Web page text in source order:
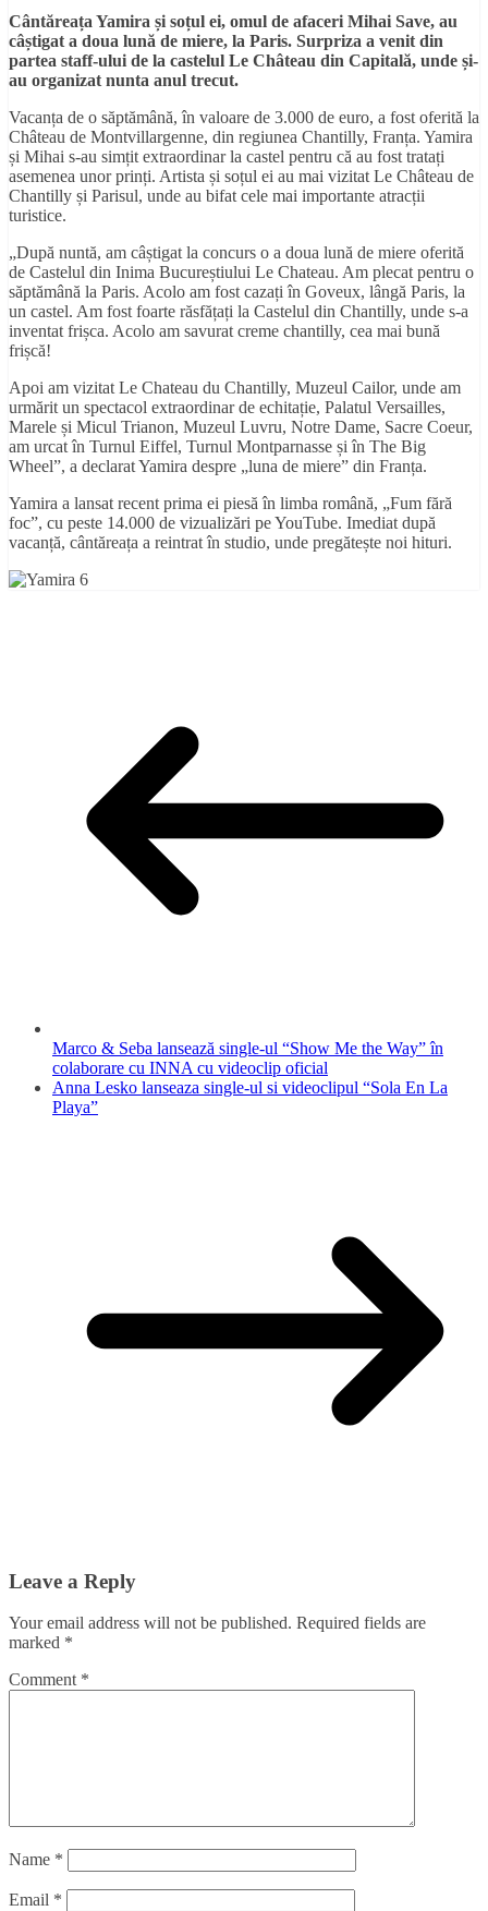
Cântăreața Yamira și soțul ei, omul de afaceri Mihai Save, au
câștigat a doua lună de miere, la Paris. Surpriza a venit din
partea staff-ului de la castelul Le Château din Capitală, unde și-
au organizat nunta anul trecut.
Vacanța de o săptămână, în valoare de 3.000 de euro, a fost oferită la
Château de Montvillargenne, din regiunea Chantilly, Franța. Yamira
și Mihai s-au simțit extraordinar la castel pentru că au fost tratați
asemenea unor prinți. Artista și soțul ei au mai vizitat Le Château de
Chantilly și Parisul, unde au bifat cele mai importante atracții
turistice.
„După nuntă, am câștigat la concurs o a doua lună de miere oferită
de Castelul din Inima Bucureștiului Le Chateau. Am plecat pentru o
săptămână la Paris. Acolo am fost cazați în Goveux, lângă Paris, la
un castel. Am fost foarte răsfățați la Castelul din Chantilly, unde s-a
inventat frișca. Acolo am savurat creme chantilly, cea mai bună
frișcă!
Apoi am vizitat Le Chateau du Chantilly, Muzeul Cailor, unde am
urmărit un spectacol extraordinar de echitație, Palatul Versailles,
Marele și Micul Trianon, Muzeul Luvru, Notre Dame, Sacre Coeur,
am urcat în Turnul Eiffel, Turnul Montparnasse și în The Big
Wheel”, a declarat Yamira despre „luna de miere” din Franța.
Yamira a lansat recent prima ei piesă în limba română, „Fum fără
foc”, cu peste 14.000 de vizualizări pe YouTube. Imediat după
vacanță, cântăreața a reintrat în studio, unde pregătește noi hituri.
Marco & Seba lansează single-ul “Show Me the Way” în
colaborare cu INNA cu videoclip oficial
Anna Lesko lanseaza single-ul si videoclipul “Sola En La
Playa”
Leave a Reply
Your email address will not be published. Required fields are
marked *
Comment *
Name *
Email *